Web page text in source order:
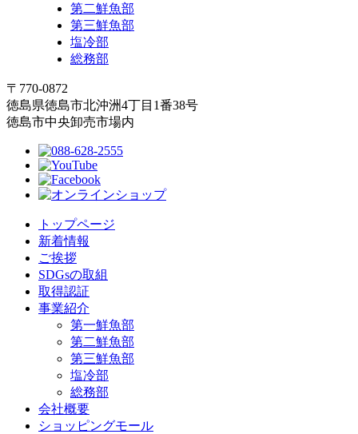
第二鮮魚部
第三鮮魚部
塩冷部
総務部
〒770-0872
徳島県徳島市北沖洲4丁目1番38号
徳島市中央卸売市場内
トップページ
新着情報
ご挨拶
SDGsの取組
取得認証
事業紹介
第一鮮魚部
第二鮮魚部
第三鮮魚部
塩冷部
総務部
会社概要
ショッピングモール